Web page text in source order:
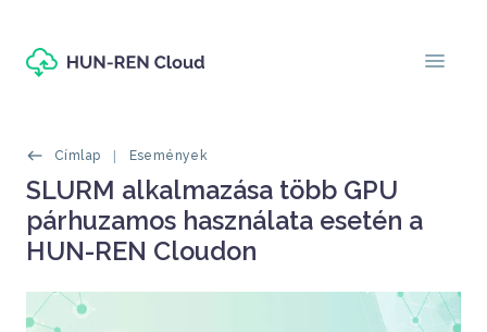
menu
Morzsák
Címlap Események
Oldal címe
SLURM alkalmazása több GPU
párhuzamos használata esetén a
HUN-REN Cloudon
Címlapos tartalom